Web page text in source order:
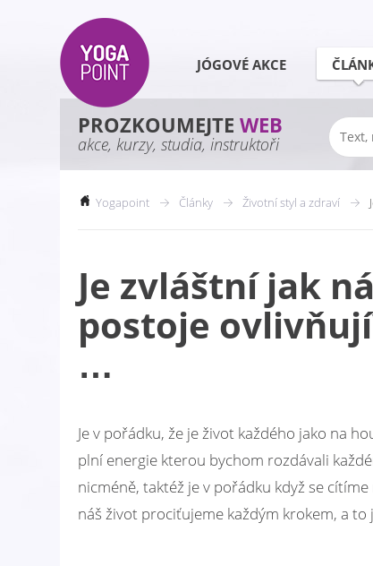
JÓGOVÉ AKCE
PROZKOUMEJTE WEB
akce, kurzy, studia, instruktoři
Yogapoint Články Životní styl a zdraví
Je zvláštní jak
postoje
…
Je v pořádku, že je život každého jako na
plní energie kterou bychom rozdávali
nicméně, taktéž je v pořádku když se
náš život prociťujeme každým krokem, a